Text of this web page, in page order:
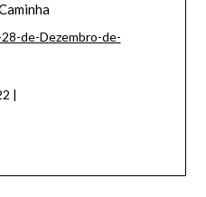
de-Dezembro-de-
|